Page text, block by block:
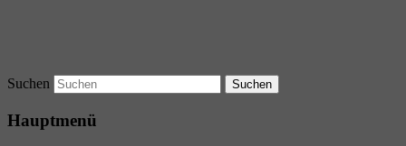
Suchen
Hauptmenü